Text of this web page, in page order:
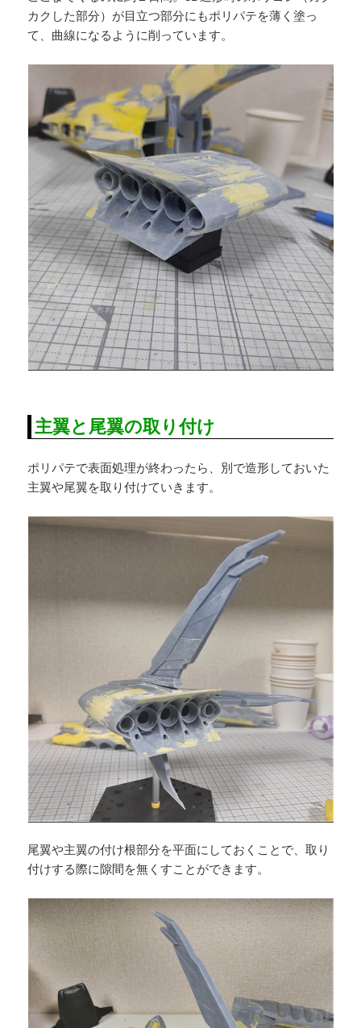
カクした部分）が目立つ部分にもポリパテを薄く塗っ
て、曲線になるように削っています。
主翼と尾翼の取り付け
ポリパテで表面処理が終わったら、別で造形しておいた
主翼や尾翼を取り付けていきます。
尾翼や主翼の付け根部分を平面にしておくことで、取り
付けする際に隙間を無くすことができます。